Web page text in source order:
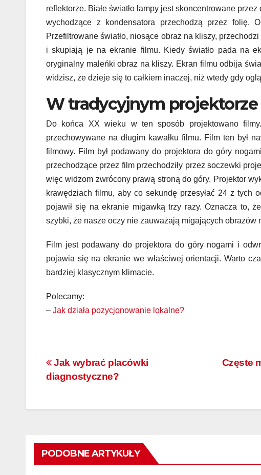
reflektorze. Białe światło lampy jest skoncentrowane
wychodzące z kondensatora przechodzą przez folię.
Przefiltrowane światło, niosące obraz na kliszy,
i skupiają je na ekranie filmu. Kiedy światło pada na
oryginalny maleńki obraz na kliszy. Ekran filmu odbija
widzisz, że dzieje się to całkiem inaczej, niż wtedy gdy
W tradycyjnym
Do końca XX wieku w ten sposób projektowano
przechowywane na długim kawałku filmu. Film ten był
filmowy. Film był podawany do projektora do góry
przechodzące przez film przechodziły przez soczewki
więc widzom zwrócony prawą stroną do góry. Projektor
krawędziach filmu, aby co sekundę przesyłać 24 z tych
pojawił się na ekranie migawką trzy razy. Oznacza to,
szybki, że nasze oczy nie zauważają migających obrazów
Film jest podawany do projektora do góry nogami i
pojawia się na ekranie we właściwej orientacji. Warto
bardziej klasycznym klimacie.
Polecamy:
– Jak działa pozycjonowanie lokalne?
Nawigacja
wpisu
Częste
Jak wybrać placówki
diagnostyczne?
PODOBNE ARTYKUŁY